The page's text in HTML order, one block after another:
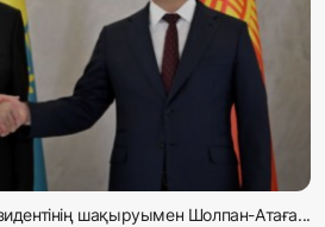
шақыруымен Шолпан-Атаға...